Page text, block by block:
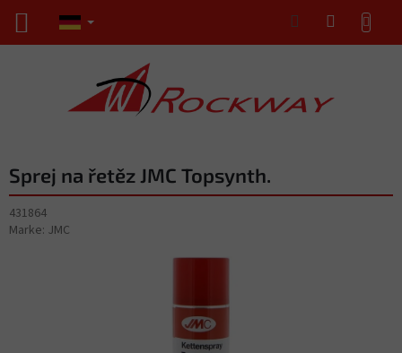
springen
WARENKORB
Sprej na řetěz JMC Topsynth.
431864
Marke: JMC